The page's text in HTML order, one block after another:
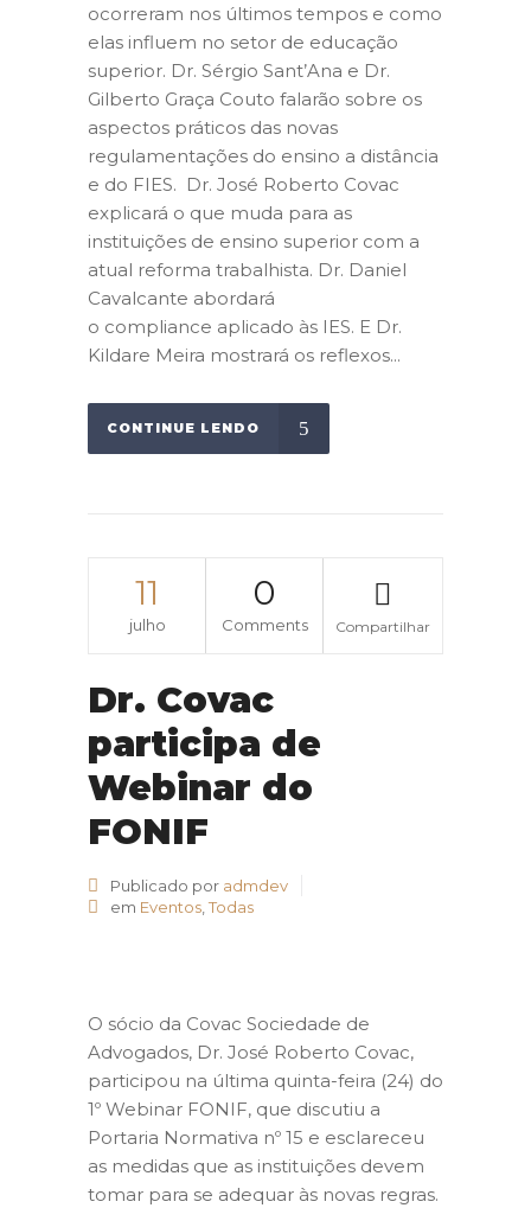
ocorreram nos últimos tempos e como
elas influem no setor de educação
superior. Dr. Sérgio Sant’Ana e Dr.
Gilberto Graça Couto falarão sobre os
aspectos práticos das novas
regulamentações do ensino a distância
e do FIES. Dr. José Roberto Covac
explicará o que muda para as
instituições de ensino superior com a
atual reforma trabalhista. Dr. Daniel
Cavalcante abordará
o compliance aplicado às IES. E Dr.
Kildare Meira mostrará os reflexos...
CONTINUE LENDO
11
julho
0
Comments Compartilhar
Dr. Covac
participa de
Webinar do
FONIF
Publicado por admdev
em Eventos Todas
O sócio da Covac Sociedade de
Advogados, Dr. José Roberto Covac,
participou na última quinta-feira (24) do
1º Webinar FONIF, que discutiu a
Portaria Normativa nº 15 e esclareceu
as medidas que as instituições devem
tomar para se adequar às novas regras.